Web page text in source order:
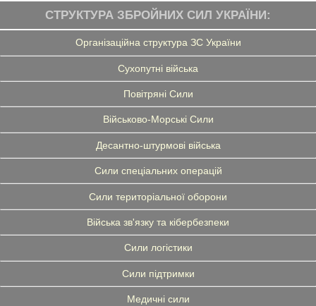
СТРУКТУРА ЗБРОЙНИХ СИЛ УКРАЇНИ:
Організаційна структура ЗС України
Сухопутні війська
Повітряні Сили
Військово-Морські Сили
Десантно-штурмові війська
Сили спеціальних операцій
Сили територіальної оборони
Війська зв'язку та кібербезпеки
Сили логістики
Сили підтримки
Медичні сили